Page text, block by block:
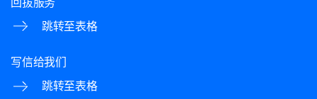
跳转至表格
写信给我们
跳转至表格